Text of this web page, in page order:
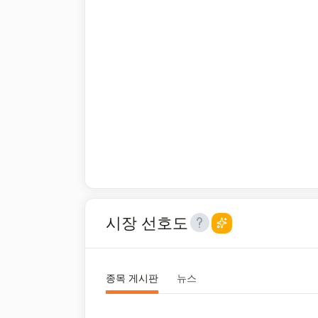
시장 선호도
종목 게시판 뉴스